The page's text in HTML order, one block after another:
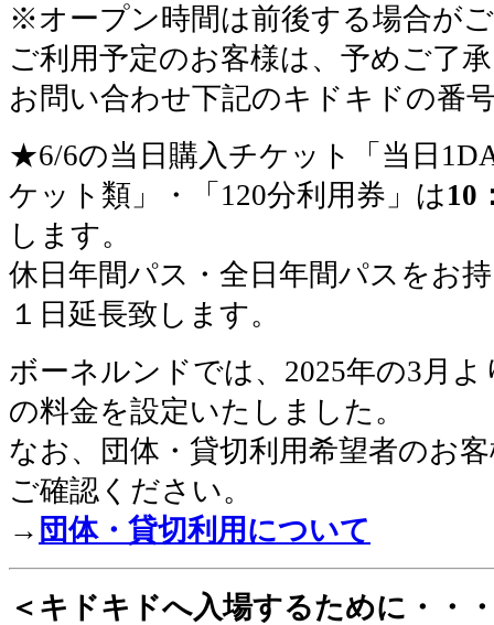
※オープン時間は前後する場合が
ご利用予定のお客様は、予めご了
お問い合わせ下記のキドキドの番
★6/6の当日購入チケット「当日
ケット類」・「120分利用券」は10
します。
休日年間パス・全日年間パスをお
１日延長致します。
ボーネルンドでは、2025年の3月
の料金を設定いたしました。
なお、団体・貸切利用希望者のお
ご確認ください。
→ 団体・貸切利用について
＜キドキドへ入場するために・・